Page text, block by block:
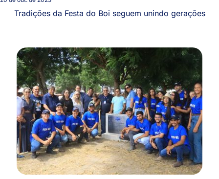
Tradições da Festa do Boi seguem unindo gerações